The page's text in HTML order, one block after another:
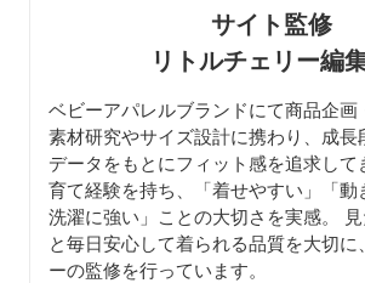
サイト監修
リトルチェリー編
ベビーアパレルブランドにて商品企画
素材研究やサイズ設計に携わり、成長
データをもとにフィット感を追求して
育て経験を持ち、「着せやすい」「動
洗濯に強い」ことの大切さを実感。
と毎日安心して着られる品質を大切に
ーの監修を行っています。